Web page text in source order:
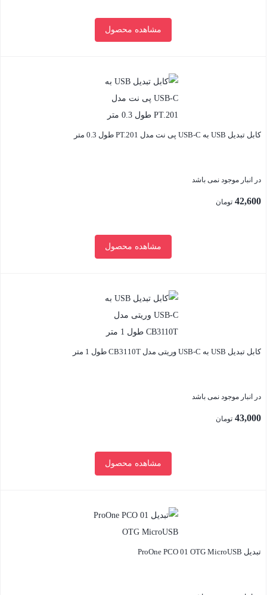
مشاهده محصول
کابل تبدیل USB به USB-C پی نت مدل PT.201 طول 0.3 متر
در انبار موجود نمی باشد
42,600 تومان
مشاهده محصول
کابل تبدیل USB به USB-C وریتی مدل CB3110T طول 1 متر
در انبار موجود نمی باشد
43,000 تومان
مشاهده محصول
تبدیل ProOne PCO 01 OTG MicroUSB